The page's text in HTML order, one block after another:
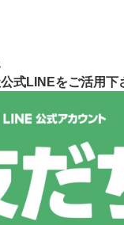
式LINEをご活用下